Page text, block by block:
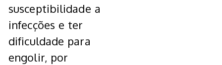
susceptibilidade a
infecções e ter
dificuldade para
engolir, por